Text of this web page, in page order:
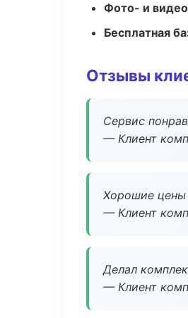
Фото- и
Бесплатная
Отзывы
Сервис
— Клиент
Хорошие цены
— Клиент
Делал
— Клиент